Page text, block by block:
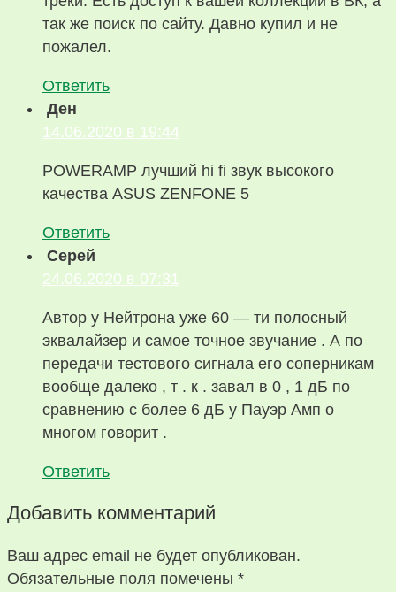
так же поиск по сайту. Давно купил и не
пожалел.
Ответить
Ден
14.06.2020 в 19:44
POWERAMP лучший hi fi звук высокого
качества ASUS ZENFONE 5
Ответить
Серей
24.06.2020 в 07:31
Автор у Нейтрона уже 60 — ти полосный
эквалайзер и самое точное звучание . А по
передачи тестового сигнала его соперникам
вообще далеко , т . к . завал в 0 , 1 дБ по
сравнению с более 6 дБ у Пауэр Амп о
многом говорит .
Ответить
Добавить комментарий
Ваш адрес email не будет опубликован.
Обязательные поля помечены *